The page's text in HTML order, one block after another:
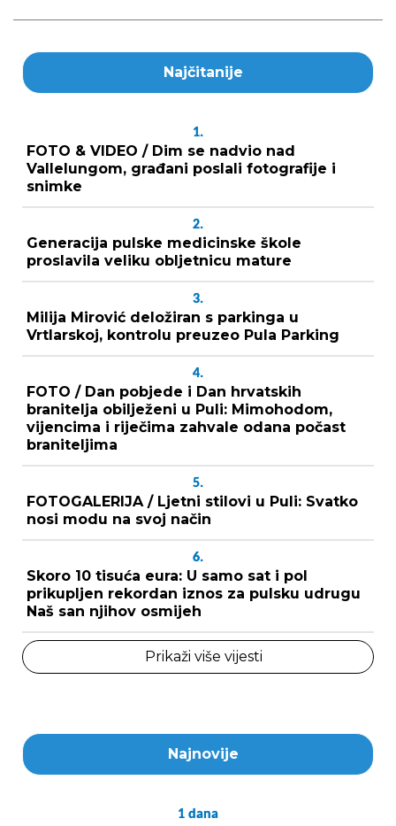
Najčitanije
1.
FOTO & VIDEO / Dim se nadvio nad
Vallelungom, građani poslali fotografije i
snimke
2.
Generacija pulske medicinske škole
proslavila veliku obljetnicu mature
3.
Milija Mirović deložiran s parkinga u
Vrtlarskoj, kontrolu preuzeo Pula Parking
4.
FOTO / Dan pobjede i Dan hrvatskih
branitelja obilježeni u Puli: Mimohodom,
vijencima i riječima zahvale odana počast
braniteljima
5.
FOTOGALERIJA / Ljetni stilovi u Puli: Svatko
nosi modu na svoj način
6.
Skoro 10 tisuća eura: U samo sat i pol
prikupljen rekordan iznos za pulsku udrugu
Naš san njihov osmijeh
Prikaži više vijesti
Najnovije
1 dana